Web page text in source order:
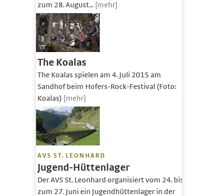
zum 28. August... [mehr]
The Koalas
The Koalas spielen am 4. Juli 2015 am
Sandhof beim Hofers-Rock-Festival (Foto:
Koalas) [mehr]
AVS ST. LEONHARD
Jugend-Hüttenlager
Der AVS St. Leonhard organisiert vom 24. bis
zum 27. Juni ein Jugendhüttenlager in der